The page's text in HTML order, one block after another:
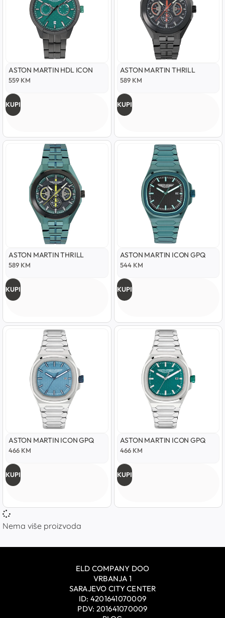
ASTON MARTIN HDL ICON
559 KM
KUPI
ASTON MARTIN THRILL
589 KM
KUPI
ASTON MARTIN THRILL
589 KM
KUPI
ASTON MARTIN ICON GPQ
544 KM
KUPI
ASTON MARTIN ICON GPQ
466 KM
KUPI
ASTON MARTIN ICON GPQ
466 KM
KUPI
Nema više proizvoda
ELD COMPANY DOO
VRBANJA 1
SARAJEVO CITY CENTER
ID: 4201641070009
PDV: 201641070009